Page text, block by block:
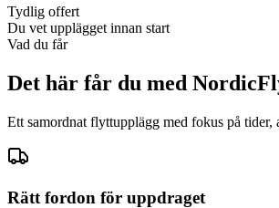
Tydlig offert
Du vet upplägget innan start
Vad du får
Det här får du med
Ett samordnat flyttupplägg med fokus på tider,
Rätt fordon för uppdraget